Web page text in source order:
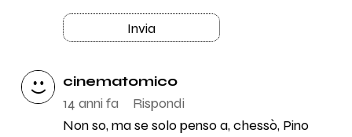
Invia
cinematomico
14 anni fa
Rispondi
Non so, ma se solo penso a, chessò, Pino